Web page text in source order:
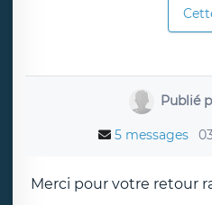
Publié
5 messages
Merci pour votre retour